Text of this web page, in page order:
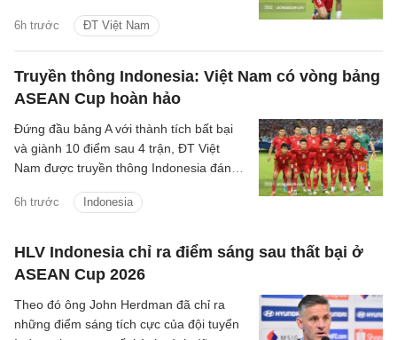
6h trước ĐT Việt Nam
Truyền thông Indonesia: Việt Nam có vòng bảng
ASEAN Cup hoàn hảo
6h trước Indonesia
Đứng đầu bảng A với thành tích bất bại
và giành 10 điểm sau 4 trận, ĐT Việt
Nam được truyền thông Indonesia đánh
địch.
HLV Indonesia chỉ ra điểm sáng sau thất bại ở
ASEAN Cup 2026
Theo đó ông John Herdman đã chỉ ra
những điểm sáng tích cực của đội tuyển